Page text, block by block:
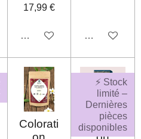
17,99 €
Désactivé Désactivé
Colorati
⚡ Stock
limité –
Dernières
pièces
disponibles
Colorati